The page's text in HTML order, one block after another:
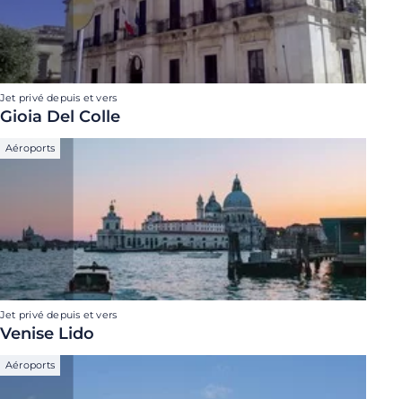
Jet privé depuis et vers
Gioia Del Colle
Aéroports
Jet privé depuis et vers
Venise Lido
Aéroports